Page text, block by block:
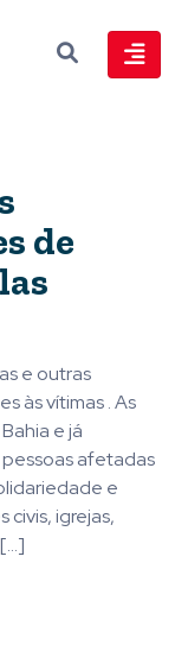
de
e outras
às vítimas . As
e já
pessoas afetadas
e
civis, igrejas,